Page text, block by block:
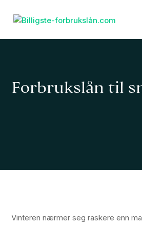
Forbrukslån til
Vinteren nærmer seg raskere enn